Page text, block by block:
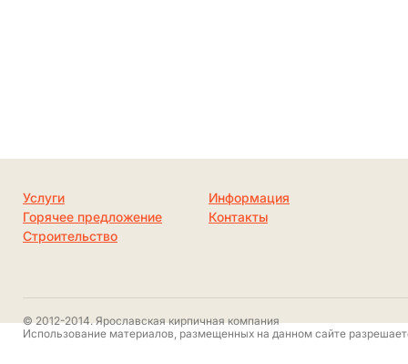
Услуги
Горячее предложение
Строительство
Информация
Контакты
© 2012-2014. Ярославская кирпичная компания
Использование материалов, размещенных на данном сайте